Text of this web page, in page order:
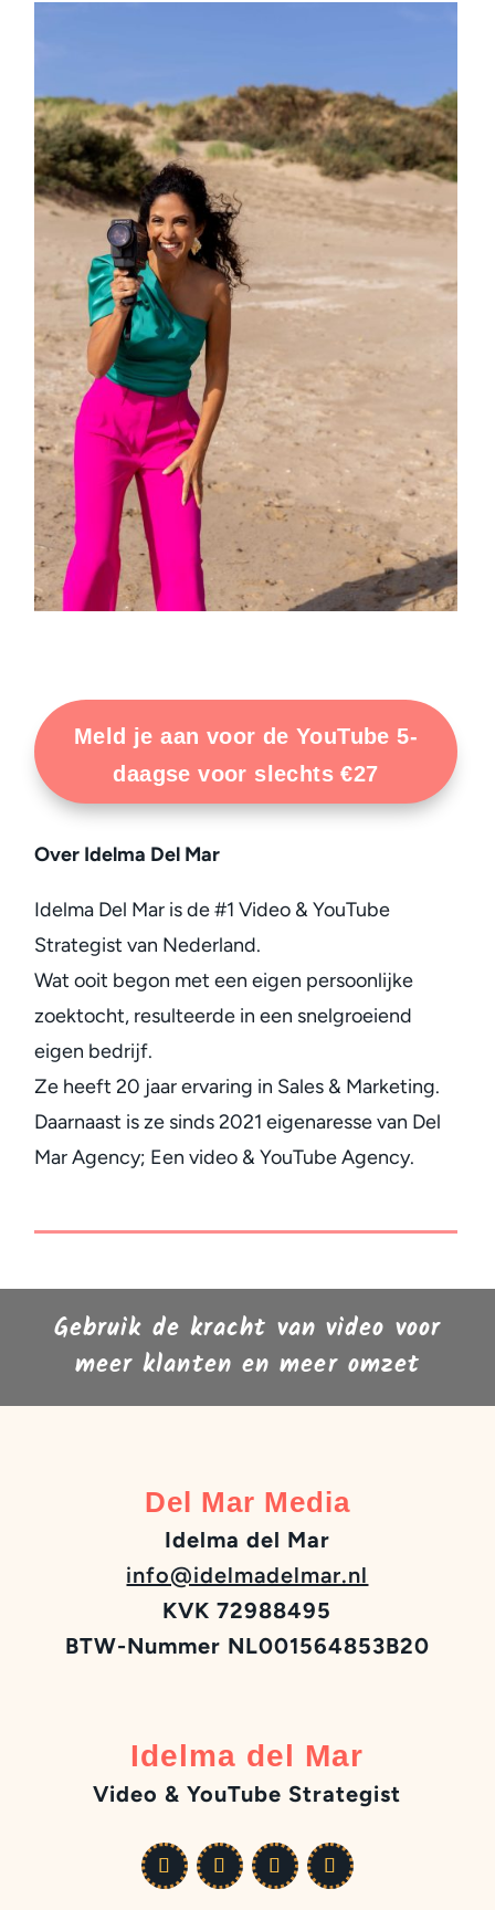
Meld je aan voor de YouTube 5-
daagse voor slechts €27
Over Idelma Del Mar
Idelma Del Mar is de #1 Video & YouTube
Strategist van Nederland.
Wat ooit begon met een eigen persoonlijke
zoektocht, resulteerde in een snelgroeiend
eigen bedrijf.
Ze heeft 20 jaar ervaring in Sales & Marketing.
Daarnaast is ze sinds 2021 eigenaresse van Del
Mar Agency; Een video & YouTube Agency.
Gebruik de kracht van video voor
meer klanten en meer omzet
Del Mar Media
Idelma del Mar
info@idelmadelmar.nl
KVK 72988495
BTW-Nummer NL001564853B20
Idelma del Mar
Video & YouTube Strategist